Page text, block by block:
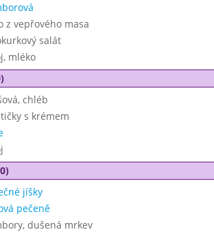
z vepřového masa
salát
mléko
chléb
s krémem
jíšky
pečeně
dušená mrkev